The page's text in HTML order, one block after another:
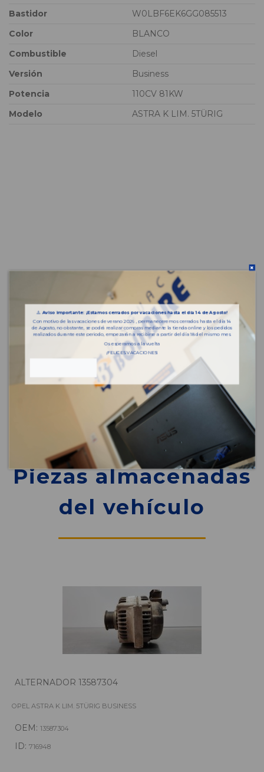
Bastidor
W0LBF6EK6GG085513
Color
BLANCO
Combustible
Diesel
Versión
Business
Potencia
110CV 81KW
Modelo
ASTRA K LIM. 5TÜRIG
Piezas almacenadas
del vehículo
ALTERNADOR 13587304
OPEL ASTRA K LIM. 5TÜRIG BUSINESS
OEM: 13587304
ID: 716948
⚠️Aviso importante: ¡Estamos cerrados por vacaciones hasta el día 14 de Agosto!
Con motivo de las vacaciones de verano 2026 , permaneceremos cerrados hasta el día 14
de Agosto, no obstante, se podrá realizar compras mediante la tienda online y los pedidos
realizados durante este periodo, empezarán a recibirse a partir del día 18 del mismo mes.
Os esperamos a la vuelta
¡FELICES VACACIONES!